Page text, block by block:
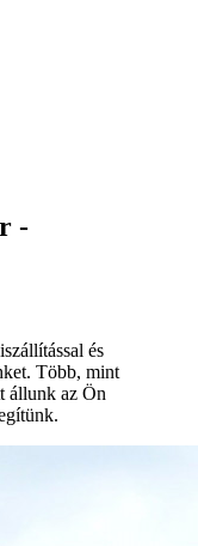
-
és
Több, mint
állunk az Ön